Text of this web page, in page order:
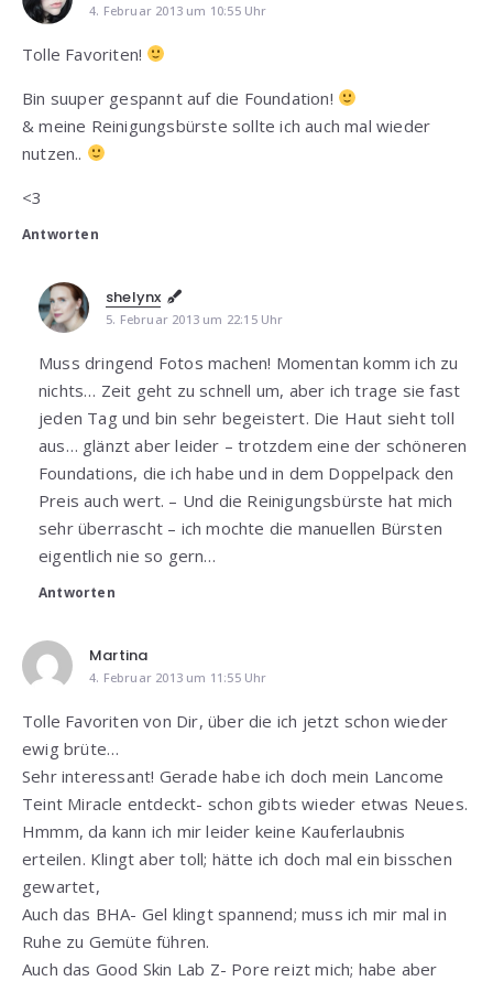
4. Februar 2013 um 10:55 Uhr
Tolle Favoriten!
Bin suuper gespannt auf die Foundation!
& meine Reinigungsbürste sollte ich auch mal wieder
nutzen..
<3
Antworten
shelynx
5. Februar 2013 um 22:15 Uhr
Muss dringend Fotos machen! Momentan komm ich zu
nichts… Zeit geht zu schnell um, aber ich trage sie fast
jeden Tag und bin sehr begeistert. Die Haut sieht toll
aus… glänzt aber leider – trotzdem eine der schöneren
Foundations, die ich habe und in dem Doppelpack den
Preis auch wert. – Und die Reinigungsbürste hat mich
sehr überrascht – ich mochte die manuellen Bürsten
eigentlich nie so gern…
Antworten
Martina
4. Februar 2013 um 11:55 Uhr
Tolle Favoriten von Dir, über die ich jetzt schon wieder
ewig brüte…
Sehr interessant! Gerade habe ich doch mein Lancome
Teint Miracle entdeckt- schon gibts wieder etwas Neues.
Hmmm, da kann ich mir leider keine Kauferlaubnis
erteilen. Klingt aber toll; hätte ich doch mal ein bisschen
gewartet,
Auch das BHA- Gel klingt spannend; muss ich mir mal in
Ruhe zu Gemüte führen.
Auch das Good Skin Lab Z- Pore reizt mich; habe aber